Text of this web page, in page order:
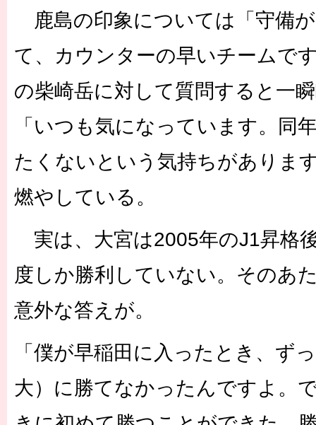
鹿島の印象については「守備
て、カウンターの早いチームで
の柴崎岳に対して質問すると一
「いつも気になっています。同
たくないという気持ちがありま
燃やしている。
実は、大宮は2005年のJ1昇格
度しか勝利していない。そのあ
意外な答えが。
「僕が早稲田に入ったとき、ず
大）に勝てなかったんですよ。